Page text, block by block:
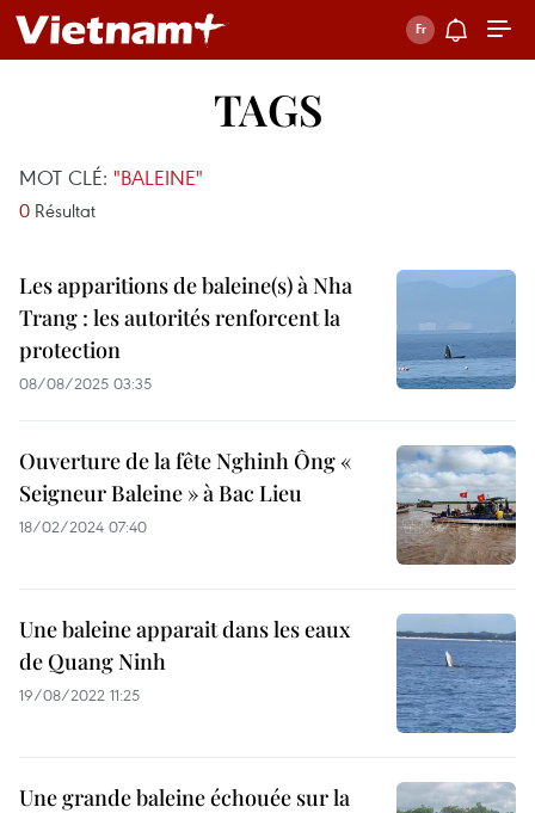
TAGS
MOT CLÉ: "BALEINE"
0 Résultat
Les apparitions de baleine(s) à Nha
Trang : les autorités renforcent la
protection
08/08/2025 03:35
Ouverture de la fête Nghinh Ông «
Seigneur Baleine » à Bac Lieu
18/02/2024 07:40
Une baleine apparait dans les eaux
de Quang Ninh
19/08/2022 11:25
Une grande baleine échouée sur la